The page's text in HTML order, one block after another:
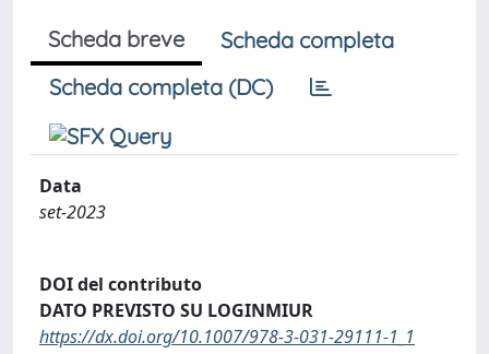
Scheda breve
Scheda completa
Scheda completa (DC)
Data
set-2023
DOI del contributo
DATO PREVISTO SU LOGINMIUR
https://dx.doi.org/10.1007/978-3-031-29111-1_1